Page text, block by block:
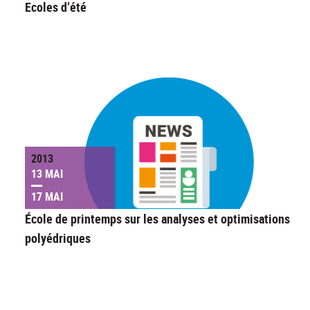
Ecoles d’été
2013
13 MAI
17 MAI
École de printemps sur les analyses et optimisations
polyédriques